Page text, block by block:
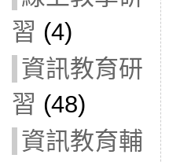
習 (4)
資訊教育研
習 (48)
資訊教育輔